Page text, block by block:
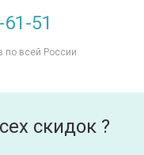
51
по всей России
скидок ?